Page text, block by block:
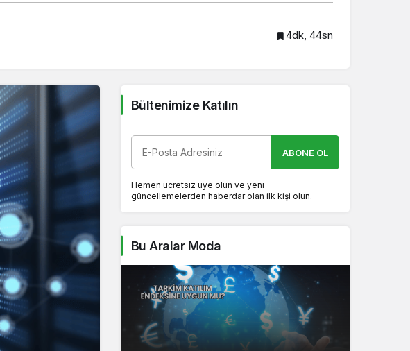
4dk, 44sn
Bültenimize Katılın
ABONE OL
Hemen ücretsiz üye olun ve yeni
güncellemelerden haberdar olan ilk kişi olun.
Bu Aralar Moda